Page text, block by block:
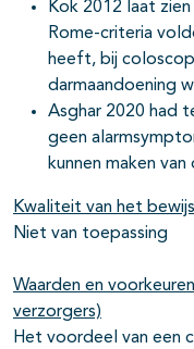
Kok 2012 laat
Rome-criteria
heeft, bij
darmaandoening
Asghar 2020 had
geen
kunnen maken
Kwaliteit van het bewijs
Niet van toepassing
Waarden en
verzorgers)
Het voordeel van een